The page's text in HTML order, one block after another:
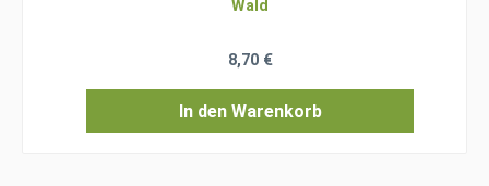
Wald
Regulärer Preis:
8,70 €
In den Warenkorb